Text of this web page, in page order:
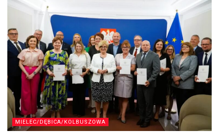
MIELEC/DĘBICA/KOLBUSZOWA